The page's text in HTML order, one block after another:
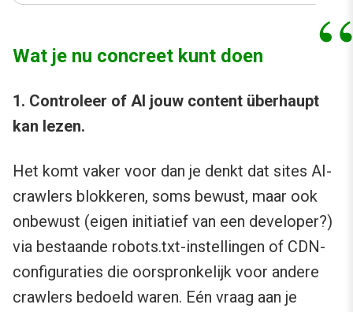
Wat je nu concreet kunt doen
1. Controleer of AI jouw content überhaupt
kan lezen.
Het komt vaker voor dan je denkt dat sites AI-
crawlers blokkeren, soms bewust, maar ook
onbewust (eigen initiatief van een developer?)
via bestaande robots.txt-instellingen of CDN-
configuraties die oorspronkelijk voor andere
crawlers bedoeld waren. Eén vraag aan je